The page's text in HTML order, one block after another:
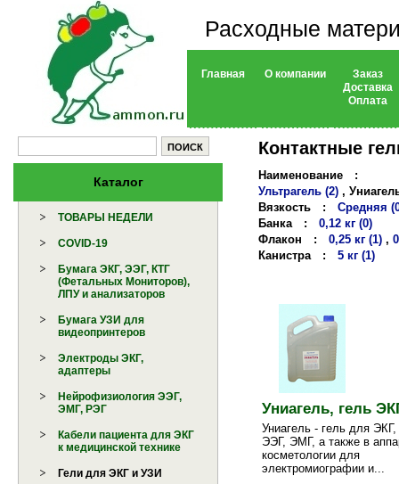
Расходные
Главная О компании
Заказ
Доставка
Оплата
Каталог
ТОВАРЫ НЕДЕЛИ
COVID-19
Бумага ЭКГ, ЭЭГ, КТГ
(Фетальных Мониторов),
ЛПУ и анализаторов
Бумага УЗИ для
видеопринтеров
Электроды ЭКГ,
адаптеры
Нейрофизиология ЭЭГ,
ЭМГ, РЭГ
Кабели пациента для ЭКГ
к медицинской технике
Гели для ЭКГ и УЗИ
Контактные
Наименование
:
Ультрагель (2) ,
Вязкость
:
Средняя
Банка
:
0,12 кг (0)
Флакон
: 0,25 кг (1) ,
Канистра
: 5 кг (1)
Униагель, гель
Униагель - гель для
ЭЭГ, ЭМГ, а также в
косметологии для
электромиографии и...